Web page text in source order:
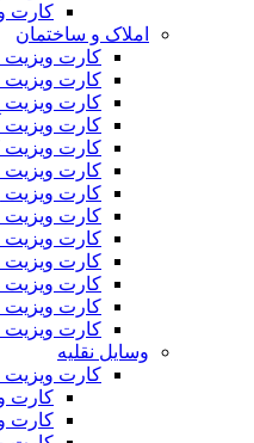
کارت
املاک و ساختمان
کارت ویزیت
کارت ویزیت
کارت ویزیت
کارت ویزیت
کارت
کارت ویزیت
کارت ویزیت
کارت ویزیت
کارت
کارت ویزیت
کارت
کارت
کارت ویزیت
وسایل نقلیه
کارت ویزیت
کارت
کارت